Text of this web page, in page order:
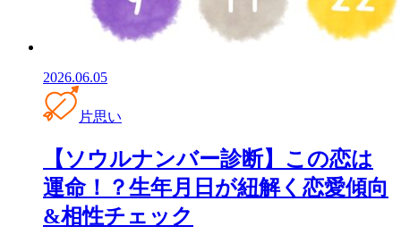
2026.06.05
片思い
【ソウルナンバー診断】この恋は
運命！？生年月日が紐解く恋愛傾向
&相性チェック